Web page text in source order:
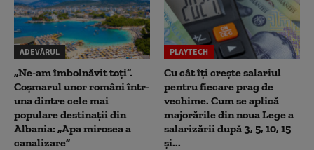
ADEVĂRUL
„Ne-am îmbolnăvit toți”.
Coșmarul unor români într-
una dintre cele mai
populare destinații din
Albania: „Apa mirosea a
canalizare”
PLAYTECH
Cu cât îți crește salariul
pentru fiecare prag de
vechime. Cum se aplică
majorările din noua Lege a
salarizării după 3, 5, 10, 15
și...